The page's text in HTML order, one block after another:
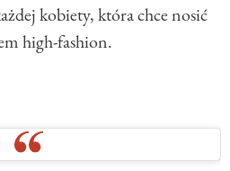
kobiety, która chce nosić
high-fashion.